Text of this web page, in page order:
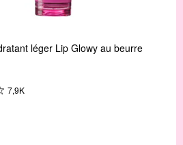
léger Lip Glowy au beurre
7,9K